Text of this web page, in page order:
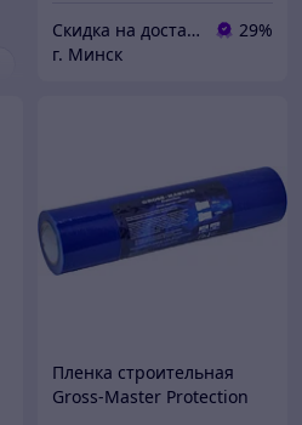
Скидка на доставку 21 векбай
29%
г. Минск
Пленка строительная
Gross-Master Protection